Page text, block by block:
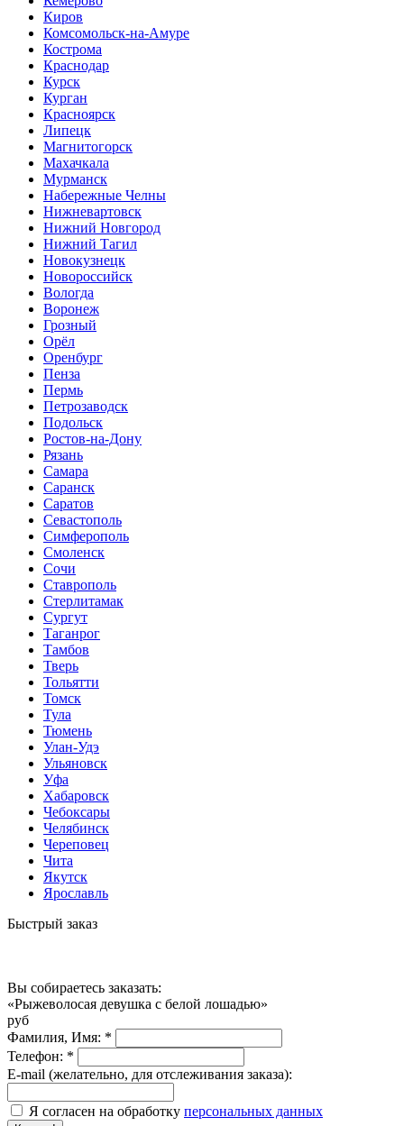
Киров
Комсомольск-на-Амуре
Кострома
Краснодар
Курск
Курган
Красноярск
Липецк
Магнитогорск
Махачкала
Мурманск
Набережные Челны
Нижневартовск
Нижний Новгород
Нижний Тагил
Новокузнецк
Новороссийск
Вологда
Воронеж
Грозный
Орёл
Оренбург
Пенза
Пермь
Петрозаводск
Подольск
Ростов-на-Дону
Рязань
Самара
Саранск
Саратов
Севастополь
Симферополь
Смоленск
Сочи
Ставрополь
Стерлитамак
Сургут
Таганрог
Тамбов
Тверь
Тольятти
Томск
Тула
Тюмень
Улан-Удэ
Ульяновск
Уфа
Хабаровск
Чебоксары
Челябинск
Череповец
Чита
Якутск
Ярославль
Быстрый заказ
Вы собираетесь заказать:
«Рыжеволосая девушка с белой лошадью»
руб
Фамилия, Имя: *
Телефон: *
E-mail (желательно, для отслеживания заказа):
Я согласен на обработку персональных данных